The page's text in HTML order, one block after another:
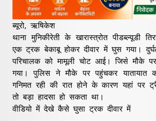
ब्यूरो, ऋषिकेश
थाना मुनिकीरेती के खारास्त्रोत पीडब्ल्यूडी
एक ट्रक बेकाबू होकर दीवार में घुस गया।
परिचालक को मामूली चोट आई। जिसे मौके
गया। पुलिस ने मौके पर पहुंचकर यातायात
गनिमत रही की रात होने के कारण यहां पर
तो बड़ा हादसा हो सकता था।
वीडियो में देखे कैसे घुसा ट्रक दीवार में